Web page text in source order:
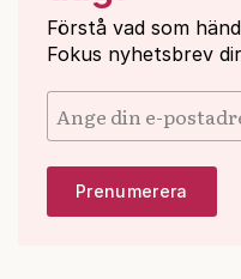
Förstå vad som
Fokus nyhetsbrev